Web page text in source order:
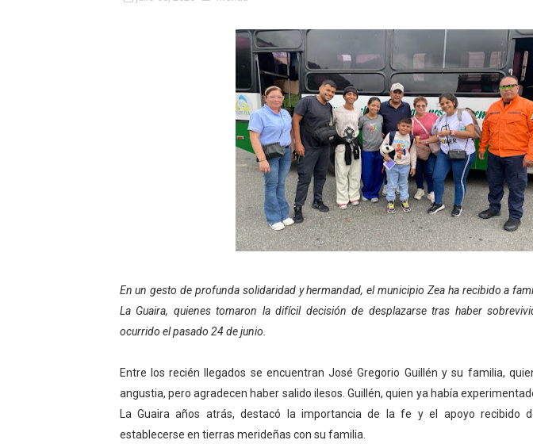
INN-Mérida celebró el Lacto grado para promover el
Impulsan plan estratégico de seguridad ciudadana 2027-
Mérida impulsa desarrollo económico con taller de
Fomficc consolida alianzas e impulsa la economía
Niños de Estudiantes de Mérida sembraron 110 árboles
Corposalud y Secretaría Social fortalecen la atención en
Entregan planta eléctrica para fortalecer la atención
Expertos inspeccionan espacios del OAN para la
Dictan MasterClass en el marco del Encuentro LAGO
Campo Elías avanza con plan de asfaltado
En un gesto de profunda solidaridad y hermandad, el municipio Zea ha recibido a
La Guaira, quienes tomaron la difícil decisión de desplazarse tras haber
ocurrido el pasado 24 de junio.
Entre los recién llegados se encuentran José Gregorio Guillén y su familia,
angustia, pero agradecen haber salido ilesos. Guillén, quien ya había
La Guaira años atrás, destacó la importancia de la fe y el apoyo recibido
establecerse en tierras merideñas con su familia.